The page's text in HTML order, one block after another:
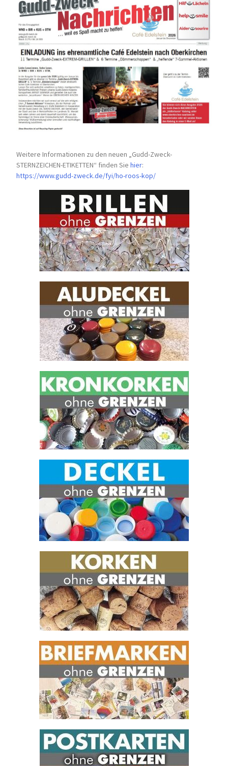
Weitere Informationen zu den neuen „Gudd-Zweck-
STERNZEICHEN-ETIKETTEN“ finden Siehier:
https://www.gudd-zweck.de/fyi/ho-roos-kop/